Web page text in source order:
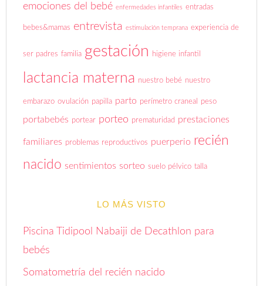
emociones del bebé enfermedades infantiles entradas
bebes&mamas entrevista estimulación temprana experiencia de
ser padres familia gestación higiene infantil
lactancia materna nuestro bebé nuestro
embarazo ovulación papilla parto perímetro craneal peso
portabebés portear porteo prematuridad prestaciones
familiares problemas reproductivos puerperio recién
nacido sentimientos sorteo suelo pélvico talla
LO MÁS VISTO
Piscina Tidipool Nabaiji de Decathlon para
bebés
Somatometría del recién nacido